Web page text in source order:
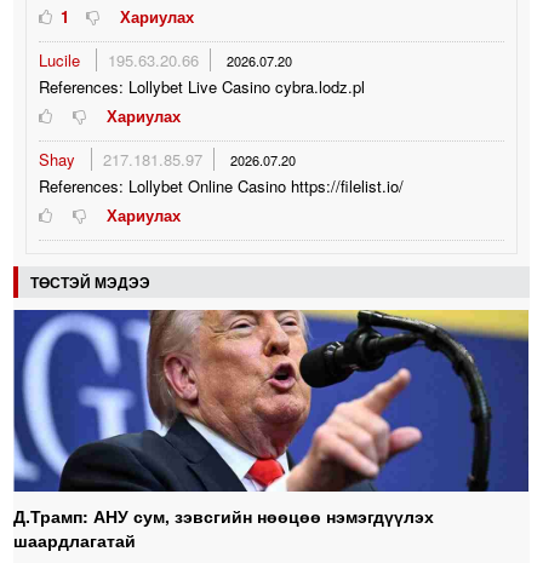
1
Хариулах
Lucile
195.63.20.66 2026.07.20
References: Lollybet Live Casino cybra.lodz.pl
Хариулах
Shay
217.181.85.97 2026.07.20
References: Lollybet Online Casino https://filelist.io/
Хариулах
ТӨСТЭЙ МЭДЭЭ
Д.Трамп: АНУ сум, зэвсгийн нөөцөө нэмэгдүүлэх
шаардлагатай